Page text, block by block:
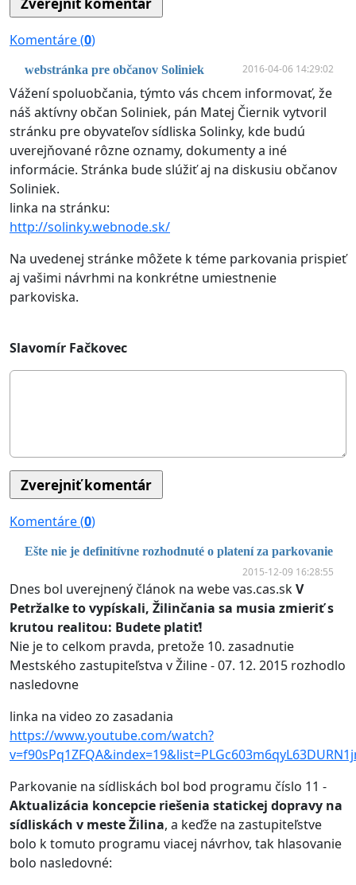
Komentáre (0)
webstránka pre občanov Soliniek 2016-04-06 14:29:02
Vážení spoluobčania, týmto vás chcem informovať, že
náš aktívny občan Soliniek, pán Matej Čiernik vytvoril
stránku pre obyvateľov sídliska Solinky, kde budú
uverejňované rôzne oznamy, dokumenty a iné
informácie. Stránka bude slúžiť aj na diskusiu občanov
Soliniek.
linka na stránku:
http://solinky.webnode.sk/
Na uvedenej stránke môžete k téme parkovania prispieť
aj vašimi návrhmi na konkrétne umiestnenie
parkoviska.
Slavomír Fačkovec
Komentáre (0)
Ešte nie je definitívne rozhodnuté o platení za parkovanie
2015-12-09 16:28:55
Dnes bol uverejnený článok na webe vas.cas.skV
Petržalke to vypískali, Žilinčania sa musia zmieriť s
krutou realitou: Budete platiť!
Nie je to celkom pravda, pretože 10. zasadnutie
Mestského zastupiteľstva v Žiline - 07. 12. 2015 rozhodlo
nasledovne
linka na video zo zasadania
https://www.youtube.com/watch?
Parkovanie na sídliskách bol bod programu číslo 11 -
Aktualizácia koncepcie riešenia statickej dopravy na
sídliskách v meste Žilina, a keďže na zastupiteľstve
bolo k tomuto programu viacej návrhov, tak hlasovanie
bolo nasledovné: